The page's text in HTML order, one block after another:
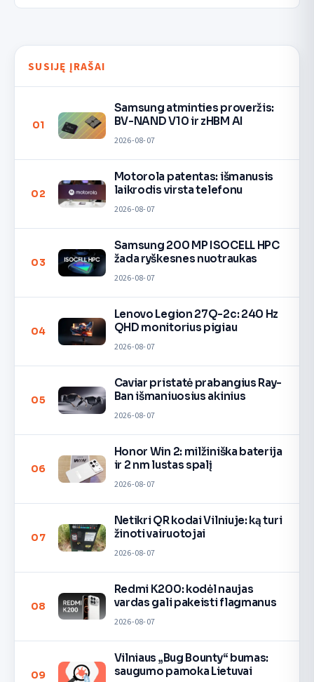
SUSIJĘ ĮRAŠAI
01
Samsung atminties proveržis:
BV-NAND V10 ir zHBM AI
2026-08-07
02
Motorola patentas: išmanusis
laikrodis virsta telefonu
2026-08-07
03
Samsung 200 MP ISOCELL HPC
žada ryškesnes nuotraukas
2026-08-07
04
Lenovo Legion 27Q-2c: 240 Hz
QHD monitorius pigiau
2026-08-07
05
Caviar pristatė prabangius Ray-
Ban išmaniuosius akinius
2026-08-07
06
Honor Win 2: milžiniška baterija
ir 2 nm lustas spalį
2026-08-07
07
Netikri QR kodai Vilniuje: ką turi
žinoti vairuotojai
2026-08-07
08
Redmi K200: kodėl naujas
vardas gali pakeisti flagmanus
2026-08-07
09
Vilniaus „Bug Bounty“ bumas:
saugumo pamoka Lietuvai